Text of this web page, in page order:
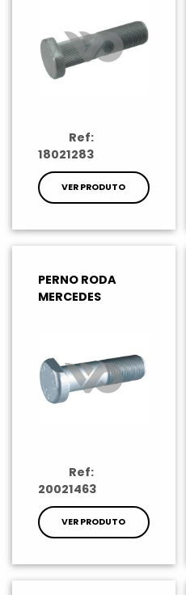
Ref:
18021283
VER PRODUTO
PERNO RODA
MERCEDES
Ref:
20021463
VER PRODUTO